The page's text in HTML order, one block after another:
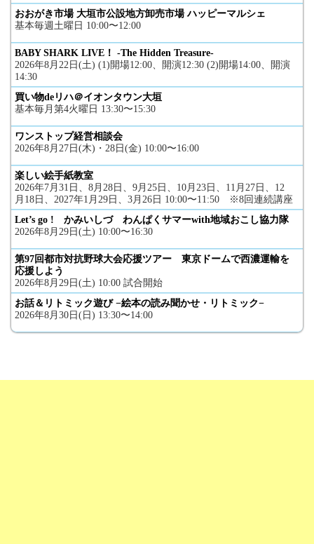
おおがき市場 大垣市公設地方卸売市場 ハッピーマルシェ
基本毎週土曜日 10:00〜12:00
BABY SHARK LIVE！ -The Hidden Treasure-
2026年8月22日(土) (1)開場12:00、開演12:30 (2)開場14:00、開演
14:30
買い物deリハ＠イオンタウン大垣
基本毎月第4火曜日 13:30〜15:30
ワンストップ経営相談会
2026年8月27日(木)・28日(金) 10:00〜16:00
楽しい絵手紙教室
2026年7月31日、8月28日、9月25日、10月23日、11月27日、12
月18日、2027年1月29日、3月26日 10:00〜11:50 ※8回連続講座
Let’s go ! かみいしづ わんぱくサマーwith地域おこし協力隊
2026年8月29日(土) 10:00〜16:30
第97回都市対抗野球大会応援ツアー 東京ドームで西濃運輸を
応援しよう
2026年8月29日(土) 10:00 試合開始
お話＆リトミック遊び −絵本の読み聞かせ・リトミック−
2026年8月30日(日) 13:30〜14:00